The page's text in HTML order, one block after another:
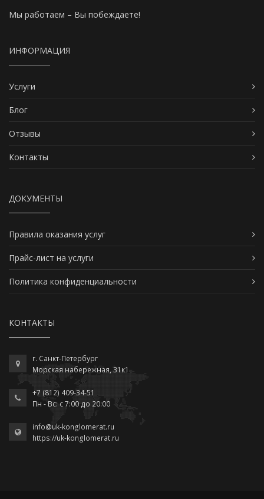
Мы работаем – Вы побеждаете!
ИНФОРМАЦИЯ
Услуги
Блог
Отзывы
Контакты
ДОКУМЕНТЫ
Правила оказания услуг
Прайс-лист на услуги
Политика конфиденциальности
КОНТАКТЫ
г. Санкт-Петербург
Морская набережная, 31к1
+7 (812) 409-34-51
Пн - Вс: c 7:00 до 20:00
info@uk-konglomerat.ru
https://uk-konglomerat.ru